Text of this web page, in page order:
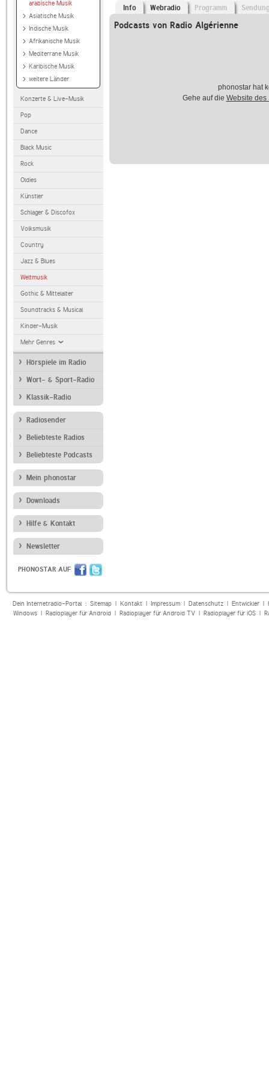
arabische Musik
Asiatische Musik
Indische Musik
Afrikanische Musik
Mediterrane Musik
Karibische Musik
weitere Länder
Konzerte & Live-Musik
Pop
Dance
Black Music
Rock
Oldies
Künstler
Schlager & Discofox
Volksmusik
Country
Jazz & Blues
Weltmusik
Gothic & Mittelalter
Soundtracks & Musical
Kinder-Musik
Mehr Genres
Hörspiele im Radio
Wort- & Sport-Radio
Klassik-Radio
Radiosender
Beliebteste Radios
Beliebteste Podcasts
Mein phonostar
Downloads
Hilfe & Kontakt
Newsletter
PHONOSTAR AUF
Info Webradio Programm
Podcasts von Radio Algérienne
phonostar hat
Gehe auf die Website des
Dein Internetradio-Portal : Sitemap| Kontakt| Impressum| Datenschutz| Entwickler|
Windows| Radioplayer für Android| Radioplayer für Android TV| Radioplayer für iOS|